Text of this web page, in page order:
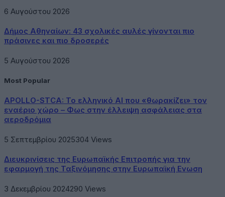
6 Αυγούστου 2026
Δήμος Αθηναίων: 43 σχολικές αυλές γίνονται πιο
πράσινες και πιο δροσερές
5 Αυγούστου 2026
Most Popular
APOLLO-STCA: Το ελληνικό AI που «θωρακίζει» τον
εναέριο χώρο – Φως στην έλλειψη ασφάλειας στα
αεροδρόμια
5 Σεπτεμβρίου 2025304 Views
Διευκρινίσεις της Ευρωπαϊκής Επιτροπής για την
εφαρμογή της Ταξινόμησης στην Ευρωπαϊκή Ενωση
3 Δεκεμβρίου 2024290 Views